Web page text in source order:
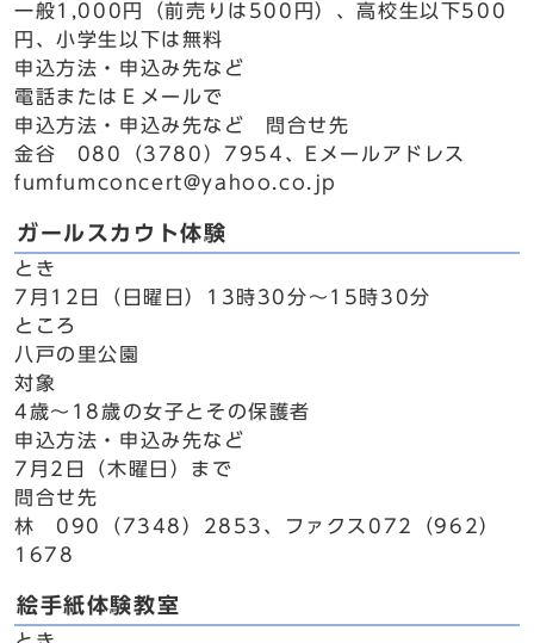
一般1,000円（前売りは500円）、高校生以下500
円、小学生以下は無料
申込方法・申込み先など
電話またはＥメールで
申込方法・申込み先など 問合せ先
金谷 080（3780）7954、Eメールアドレス
fumfumconcert@yahoo.co.jp
ガールスカウト体験
とき
7月12日（日曜日）13時30分～15時30分
ところ
八戸の里公園
対象
4歳～18歳の女子とその保護者
申込方法・申込み先など
7月2日（木曜日）まで
問合せ先
林 090（7348）2853、ファクス072（962）
1678
絵手紙体験教室